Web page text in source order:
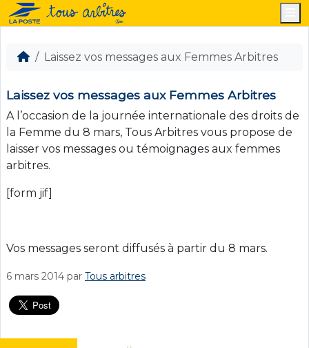
Laissez vos messages aux Femmes Arbitres
Laissez vos messages aux Femmes Arbitres
A l’occasion de la journée internationale des droits de
la Femme du 8 mars, Tous Arbitres vous propose de
laisser vos messages ou témoignages aux femmes
arbitres.
[form jif]
Vos messages seront diffusés à partir du 8 mars.
6 mars 2014 par Tous arbitres